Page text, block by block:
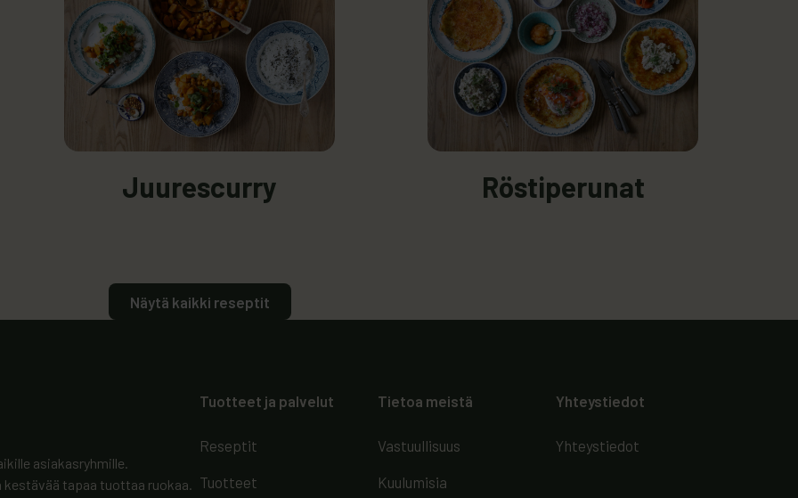
Juurescurry
Juurescurry
Röstiperunat
Näytä kaikki reseptit
asiakasryhmille.
kestävää tapaa tuottaa ruokaa.
Tuotteet ja palvelut
Reseptit
Tuotteet
Tietoa meistä
Vastuullisuus
Kuulumisia
Yhteystiedot
Yhteystiedot